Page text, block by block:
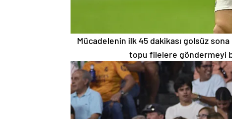
Mücadelenin ilk 45 dakikası golsüz
topu filelere göndermeyi